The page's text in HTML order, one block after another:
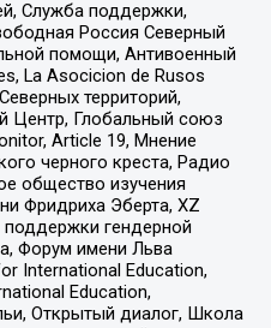
Служба поддержки,
Россия Северный
помощи, Антивоенный
La Asocicion de Rusos
территорий,
Центр, Глобальный союз
Article 19, Мнение
черного креста, Радио
общество изучения
Фридриха Эберта, XZ
гендерной
Форум имени Льва
International Education,
Education,
Открытый диалог, Школа